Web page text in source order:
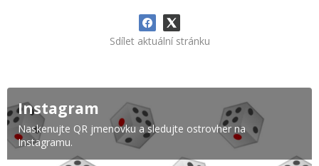
Sdílet aktuální stránku
Instagram
Naskenujte QR jmenovku a sledujte ostrovher na
Instagramu.